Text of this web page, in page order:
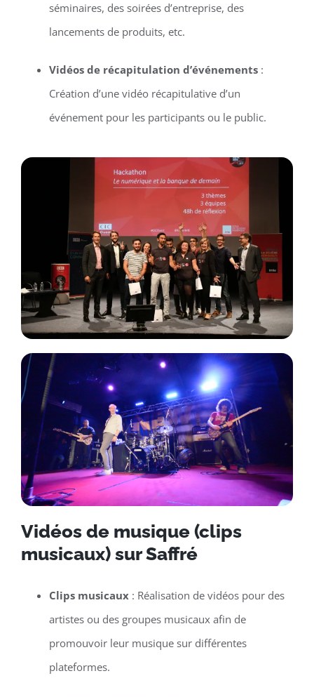
séminaires, des soirées d’entreprise, des
lancements de produits, etc.
Vidéos de récapitulation d’événements:
Création d’une vidéo récapitulative d’un
événement pour les participants ou le public.
Vidéos de musique (clips
musicaux) sur Saffré
Clips musicaux: Réalisation de vidéos pour des
artistes ou des groupes musicaux afin de
promouvoir leur musique sur différentes
plateformes.